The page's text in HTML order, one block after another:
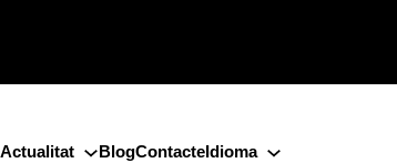
Actualitat BlogContacteIdioma